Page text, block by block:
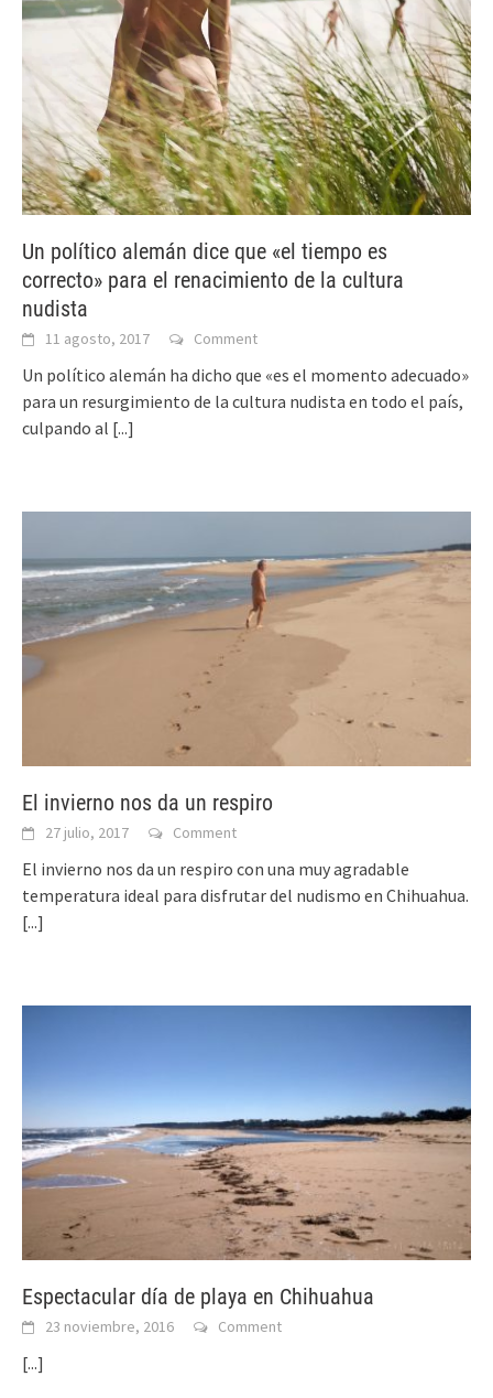
Un político alemán dice que «el tiempo es
correcto» para el renacimiento de la cultura
nudista
11 agosto, 2017 Comment
Un político alemán ha dicho que «es el momento adecuado»
para un resurgimiento de la cultura nudista en todo el país,
culpando al [...]
El invierno nos da un respiro
27 julio, 2017 Comment
El invierno nos da un respiro con una muy agradable
temperatura ideal para disfrutar del nudismo en Chihuahua.
[...]
Espectacular día de playa en Chihuahua
23 noviembre, 2016 Comment
[...]